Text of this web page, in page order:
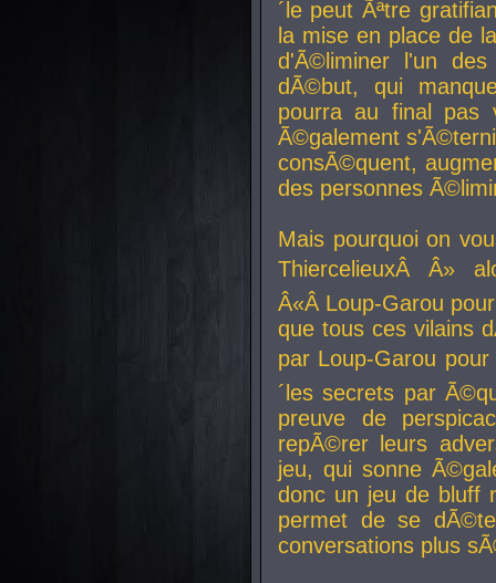
´le peut Ãªtre
la mise en place de
d'Ã©liminer l'un
dÃ©but, qui
pourra au final pas
Ã©galement
consÃ©quent,
des personnes
Mais pourquoi on
ThiercelieuxÂ Â»
Â«Â Loup-Garou
que tous ces vilains
par Loup-Garou
´les secrets par
preuve de
repÃ©rer leurs
jeu, qui sonne
donc un jeu de bluff
permet de se
conversations plus